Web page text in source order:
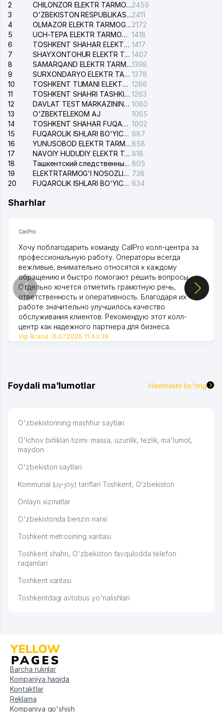
2
CHILONZOR ELEKTR TARMOG'I NOSOZLIK XIZMATI2459
3
O'ZBEKISTON RESPUBLIKASI BOSH PROKURATURASI ISHONCH TELEFONI2411
4
OLMAZOR ELEKTR TARMOG'I NOSOZLIKLARI XIZMATI2172
5
UCH-TEPA ELEKTR TARMOG'I NOSOZLIKLARI XIZMATI 1418
6
TOSHKENT SHAHAR ELEKTR TARMOQLARI KORXONASI AJ 1417
7
SHAYXONTOHUR ELEKTR TARMOG'I NOSOZLIKLARINI TUZATISH XIZMATI 1407
8
SAMARQAND ELEKTR TARMOQLARI AJ1398
9
SURXONDARYO ELEKTR TARMOQLARI AJ 1378
10
TOSHKENT TUMANI ELEKTR TARMOG'I AVARIYA XIZMATI 1286
11
TOSHKENT SHAHRI TASHKILOT TELEFONLARI HAQIDA MA'LUMOT BYUROSI 1263
12
DAVLAT TEST MARKAZINING ISHONCH TELEFONLARI 1080
13
O'ZBEKTELEKOM AJ
1065
14
TOSHKENT SHAHAR FUQAROLIK ISHLARI BO'YICHA SUDI 1002
15
FUQAROLIK ISHLARI BO'YICHA YAKKASAROY TUMANLARARO SUDI 887
16
YUNUSOBOD ELEKTR TARMOG'I NOSOZLIKLARI XIZMATI 858
17
NAVOIY HUDUDIY ELEKTR TARMOQLARI KORXONASI AJ 818
18
Ташкентский следственный изолятор 805
19
ELEKTRTARMOG'I NOSOZLIKLARINI TO'ZATISH SERGELI XIZMATI 738
20
FUQAROLIK ISHLARI BO'YICHA UCH-TEPA TUMANI SUDI 634
Sharhlar
CallPro
Хочу поблагодарить команду CallPro колл-центра за
профессиональную работу. Операторы всегда
вежливые, внимательно относятся к каждому
обращению и быстро помогают решить вопросы.
Отдельно хочется отметить грамотную речь,
ответственность и оперативность. Благодаря их
работе значительно улучшилось качество
обслуживания клиентов. Рекомендую этот колл-
центр как надежного партнера для бизнеса.
Vip Brand 31.07.2026 11:43:39
Foydali ma'lumotlar Hammasini ko'ring
O'zbekistonning mashhur saytlari
O'lchov birliklari tizimi: massa, uzunlik, tezlik, ma'lumot,
maydon
O'zbekiston saytlari
Kommunal (uy-joy) tariflari Toshkent, O‘zbekiston
Onlayn xizmatlar
O'zbekistonda benzin narxi
Toshkent metrosining xaritasi
Toshkent shahri, O'zbekiston favqulodda telefon
raqamlari
Toshkent xaritasi
Toshkentdagi avtobus yo'nalishlari
Barcha ruknlar
Kompaniya haqida
Kontaktlar
Reklama
Kompaniya qo'shish